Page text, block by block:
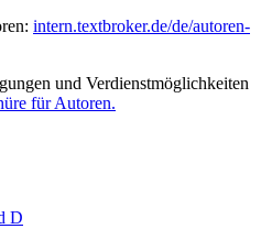
intern.textbroker.de/de/autoren-
und Verdienstmöglichkeiten
für Autoren.
D